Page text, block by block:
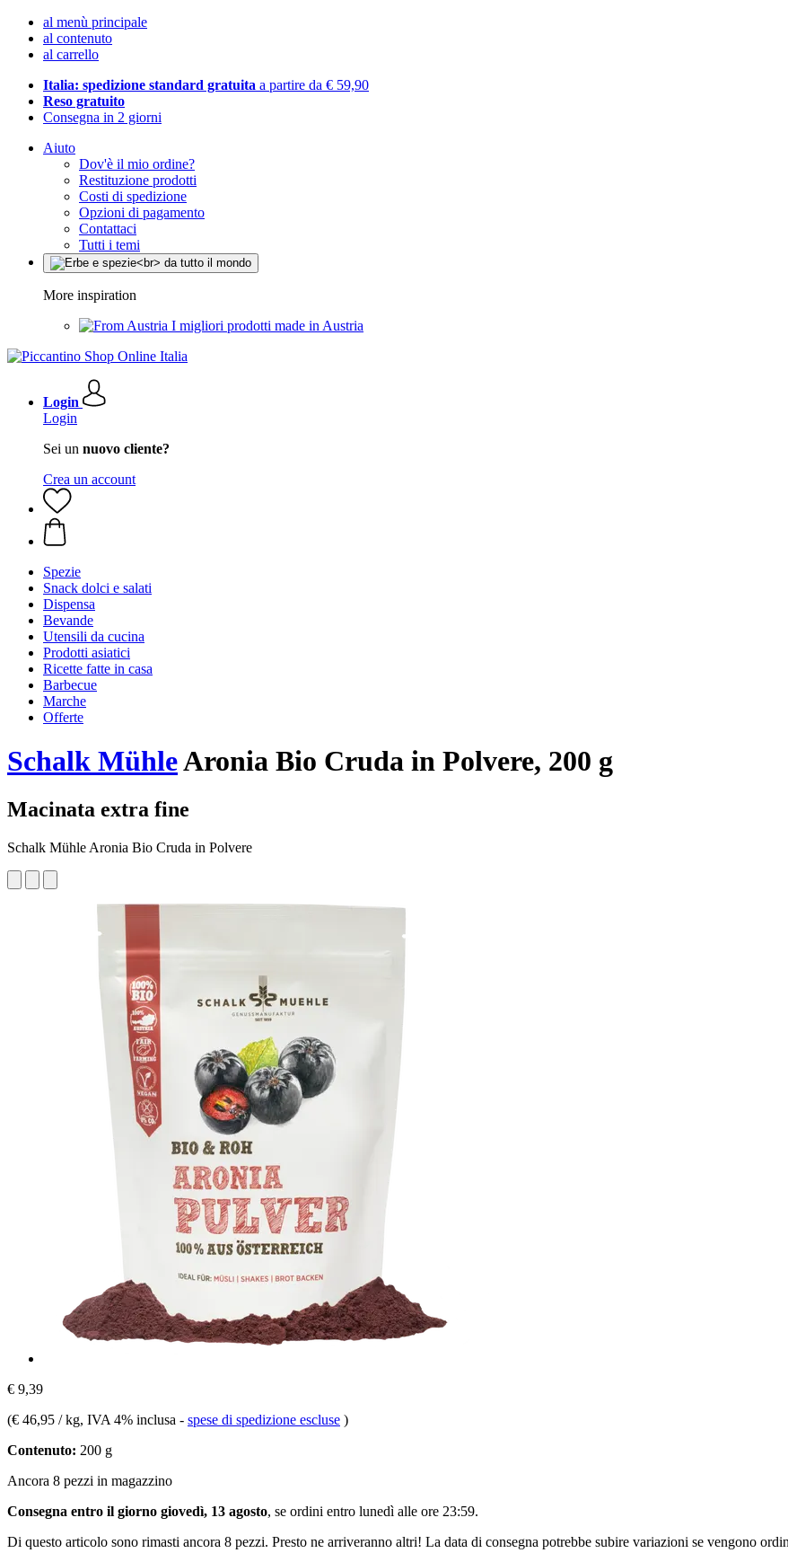
al menù principale
al contenuto
al carrello
Italia: spedizione standard gratuita a partire da € 59,90
Reso gratuito
Consegna in 2 giorni
Aiuto
Dov'è il mio ordine?
Restituzione prodotti
Costi di spedizione
Opzioni di pagamento
Contattaci
Tutti i temi
More inspiration
I migliori prodotti made in Austria
Login
Login
Sei un nuovo cliente?
Crea un account
Spezie
Snack dolci e salati
Dispensa
Bevande
Utensili da cucina
Prodotti asiatici
Ricette fatte in casa
Barbecue
Marche
Offerte
Schalk MühleAronia Bio Cruda in Polvere, 200 g
Macinata extra fine
Schalk Mühle Aronia Bio Cruda in Polvere
€ 9,39
(€ 46,95 / kg, IVA 4% inclusa - spese di spedizione escluse )
Contenuto: 200 g
Ancora 8 pezzi in magazzino
Consegna entro il giorno giovedì, 13 agosto, se ordini entro lunedì alle ore 23:59.
Di questo articolo sono rimasti ancora 8 pezzi. Presto ne arriveranno altri! La data di consegna potrebbe subire variazioni se vengono